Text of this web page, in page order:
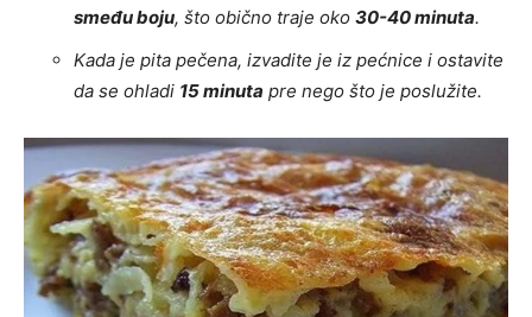
smeđu boju, što obično traje oko 30-40 minuta.
Kada je pita pečena, izvadite je iz pećnice i ostavite
da se ohladi 15 minuta pre nego što je poslužite.